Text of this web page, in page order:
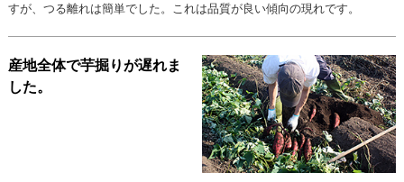
すが、つる離れは簡単でした。これは品質が良い傾向の現れです。
産地全体で芋掘りが遅れま
した。